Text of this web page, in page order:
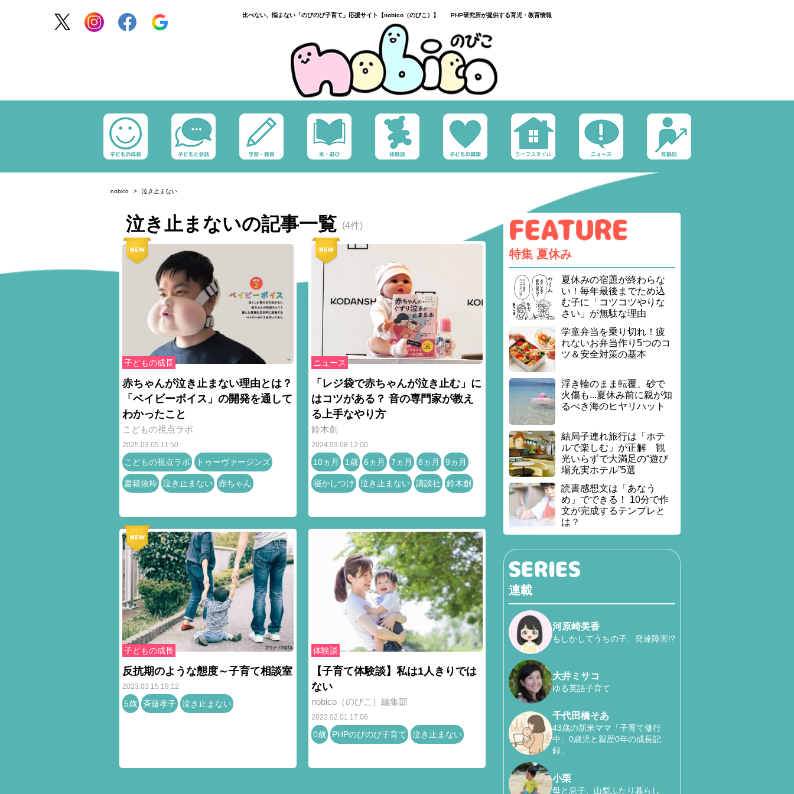
比べない、悩まない「のびのび子育て」応援サイト【nobico（のびこ）】 PHP研究所が提供する育児・教育情報
nobico 泣き止まない
泣き止まないの記事一覧 (4件)
子どもの成長
赤ちゃんが泣き止まない理由とは？
「ベイビーボイス」の開発を通して
わかったこと
こどもの視点ラボ
2025.03.05 11:50
こどもの視点ラボ トゥーヴァージンズ
書籍抜粋 泣き止まない 赤ちゃん
ニュース
「レジ袋で赤ちゃんが泣き止む」に
はコツがある？ 音の専門家が教え
る上手なやり方
鈴木創
2024.03.08 12:00
10ヵ月 1歳 6ヵ月 7ヵ月 8ヵ月 9ヵ月
寝かしつけ 泣き止まない 講談社 鈴木創
子どもの成長
反抗期のような態度～子育て相談室
2023.03.15 19:12
5歳 斉藤孝子 泣き止まない
体験談
【子育て体験談】私は1人きりでは
ない
nobico（のびこ）編集部
2023.02.01 17:06
0歳 PHPのびのび子育て 泣き止まない
特集 夏休み
夏休みの宿題が終わらな
い！毎年最後までため込
む子に「コツコツやりな
さい」が無駄な理由
学童弁当を乗り切れ！疲
れないお弁当作り5つのコ
ツ＆安全対策の基本
浮き輪のまま転覆、砂で
火傷も...夏休み前に親が知
るべき海のヒヤリハット
結局子連れ旅行は「ホテ
ルで楽しむ」が正解 観
光いらずで大満足の“遊び
場充実ホテル”5選
読書感想文は「あなう
め」でできる！ 10分で作
文が完成するテンプレと
は？
連載
河原崎美香
もしかしてうちの子、発達障害!?
大井ミサコ
ゆる英語子育て
千代田橋そあ
43歳の新米ママ「子育て修行
中」0歳児と親歴0年の成長記
録」
小栗
母と息子、山梨ふたり暮らし